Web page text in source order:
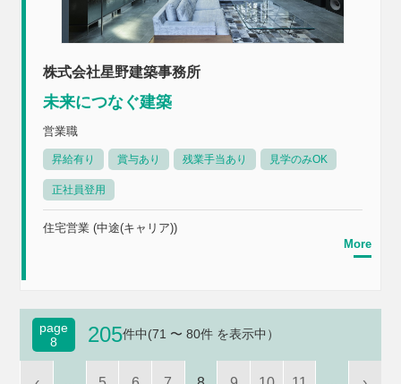
株式会社星野建築事務所
未来につなぐ建築
営業職
昇給有り 賞与あり 残業手当あり 見学のみOK
正社員登用
住宅営業 (中途(キャリア))
More
page
8
205件中(71 〜 80件 を表示中）